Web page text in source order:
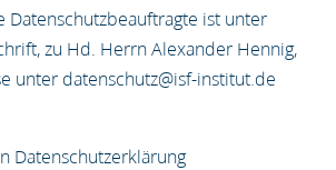
Datenschutzbeauftragte ist unter
zu Hd. Herrn Alexander Hennig,
unter datenschutz@isf-institut.de
Datenschutzerklärung